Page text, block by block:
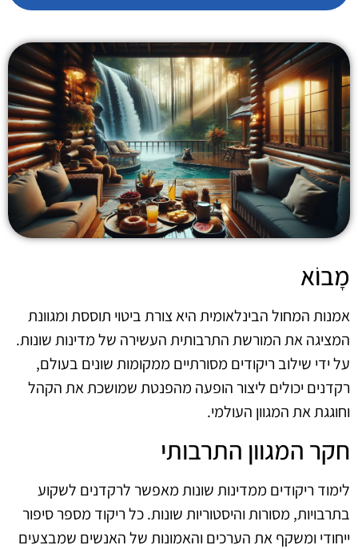
מָבוֹא
אמנות המחול הבינלאומית היא צורת ביטוי תוססת ומגוונת
המציגה את המורשת התרבותית העשירה של מדינות שונות.
על ידי שילוב ריקודים מסורתיים ממקומות שונים בעולם,
רקדנים יכולים ליצור הופעה מהפנטת שמושכת את הקהל
וחוגגת את המגוון העולמי.
חקר המגוון התרבותי
לימוד ריקודים ממדינות שונות מאפשר לרקדנים לשקוע
בתרבויות, מסורות והיסטוריות שונות. כל ריקוד מספר סיפור
ייחודי ומשקף את הערכים והאמונות של האנשים שמבצעים